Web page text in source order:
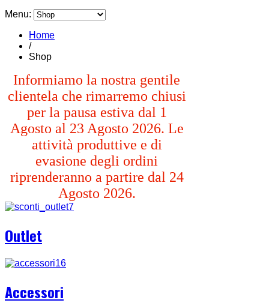
Menu:
Home
/
Shop
Informiamo la nostra gentile
clientela che rimarremo chiusi
per la pausa estiva dal 1
Agosto al 23 Agosto 2026. Le
attività produttive e di
evasione degli ordini
riprenderanno a partire dal 24
Agosto 2026.
Outlet
Accessori